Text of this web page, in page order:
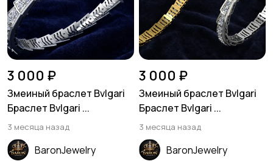
3 000 ₽
Змеиный браслет Bvlgari
Браслет Bvlgari ...
3 месяца назад
BaronJewelry
3 000 ₽
Змеиный браслет Bvlgari
Браслет Bvlgari ...
3 месяца назад
BaronJewelry